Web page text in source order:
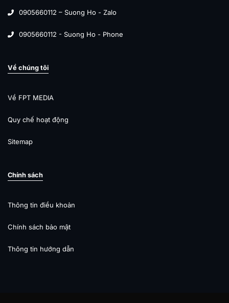
0905660112 – Suong Ho - Zalo
0905660112 - Suong Ho - Phone
Về chúng tôi
Về FPT MEDIA
Quy chế hoạt động
Sitemap
Chính sách
Thông tin điều khoản
Chính sách bảo mật
Thông tin hướng dẫn